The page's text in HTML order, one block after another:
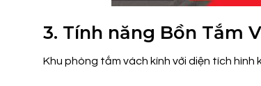
3. Tính năng Bồn Tắm
Khu phòng tắm vách kính với diện tích